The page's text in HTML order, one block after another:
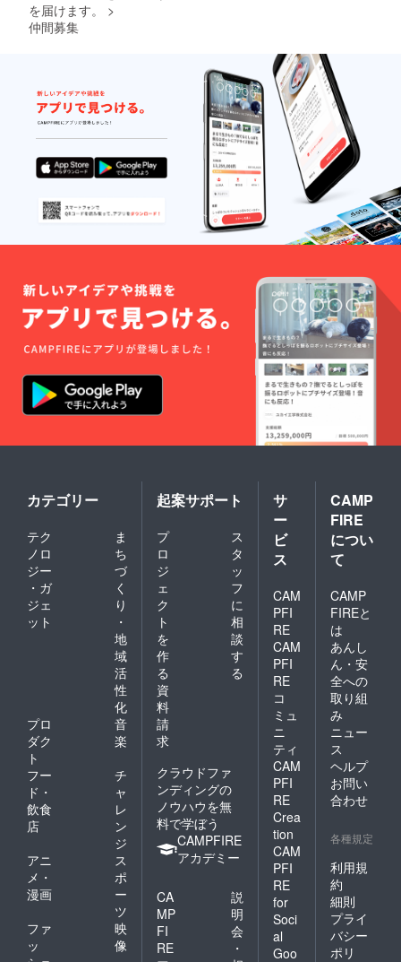
を届けます。
>
仲間募集
カテゴリー
テク
ノロ
ジー
・ガ
ジェ
ット
ま
ち
づ
く
り
・
地
域
活
性
化
プロ
ダク
ト
音
楽
フー
ド・
飲食
店
チ
ャ
レ
ン
ジ
アニ
メ・
漫画
ス
ポ
ー
ツ
ファ
ッ
映
像
起案サポート
プ
ロ
ジ
ェ
ク
ト
を
作
る
ス
タ
ッ
フ
に
相
談
す
る
資
料
請
求
クラウドファ
ンディングの
ノウハウを無
料で学ぼう
CAMPFIRE
アカデミー
CA
MP
FI
RE
説
明
会
・
サ
ー
ビ
ス
CAM
PFI
RE
CAM
PFI
RE
コ
ミュ
ニ
ティ
CAM
PFI
RE
Crea
tion
CAM
PFI
RE
for
Soci
al
Goo
CAMP
FIRE
につい
て
CAMP
FIREと
は
あんし
ん・安
全への
取り組
み
ニュー
ス
ヘルプ
お問い
合わせ
各種規定
利用規
約
細則
プライ
バシー
ポリ